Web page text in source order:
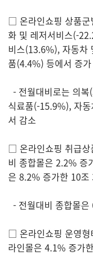
□ 온라인쇼핑 상품군
화 및 레저서비스(-
비스(13.6%), 자동차
품(4.4%) 등에서 증가
- 전월대비로는 의
식료품(-15.9%), 자
서 감소
□ 온라인쇼핑 취급상
비 종합몰은 2.2% 증
은 8.2% 증가한 10
- 전월대비 종합몰
□ 온라인쇼핑 운영형
라인몰은 4.1% 증가